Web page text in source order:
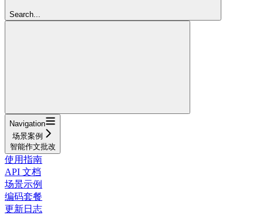
Search...
Navigation
场景案例
智能作文批改
使用指南
API 文档
场景示例
编码套餐
更新日志